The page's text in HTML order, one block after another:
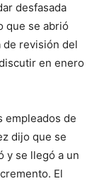
desfasada
que se abrió
de revisión del
en enero
empleados de
dijo que se
y se llegó a un
El